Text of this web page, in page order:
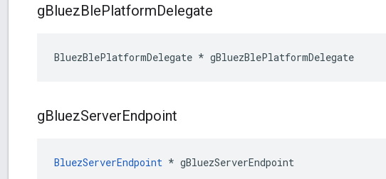
gBluezBlePlatformDelegate
BluezBlePlatformDelegate * gBluezBlePlatformDelegate
gBluezServerEndpoint
BluezServerEndpoint * gBluezServerEndpoint